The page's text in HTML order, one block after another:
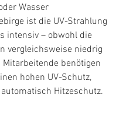
Wasser
ist die UV-Strahlung
intensiv – obwohl die
vergleichsweise niedrig
Mitarbeitende benötigen
hohen UV-Schutz,
Hitzeschutz.